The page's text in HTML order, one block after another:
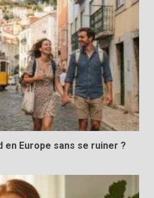
en Europe sans se ruiner ?